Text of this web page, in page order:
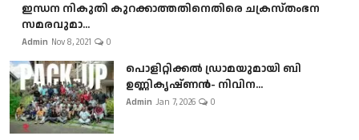
ഇന്ധന നികുതി കുറക്കാത്തതിനെതിരെ ചക്രസ്തംഭന
സമരവുമാ...
Admin Nov 8, 2021 0
പൊളിറ്റിക്കല്‍ ഡ്രാമയുമായി ബി
ഉണ്ണികൃഷ്ണന്‍- നിവിന...
Admin Jan 7, 2026 0